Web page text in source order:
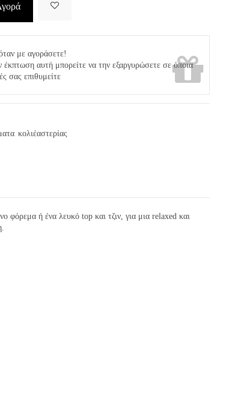
με αγοράσετε!
αυτή μπορείτε να την εξαργυρώσετε σε όποια
σας επιθυμείτε
κολιέαστερίας
φόρεμα ή ένα λευκό top και τζιν, για μια relaxed και